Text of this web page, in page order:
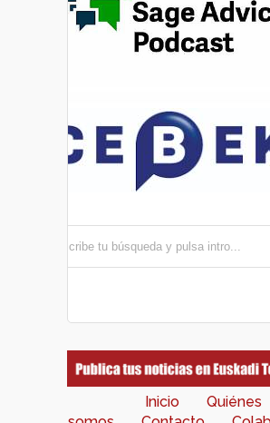
Inicio
Quiénes